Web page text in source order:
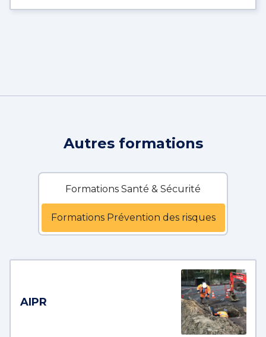
Autres formations
Formations Santé & Sécurité
Formations Prévention des risques
AIPR